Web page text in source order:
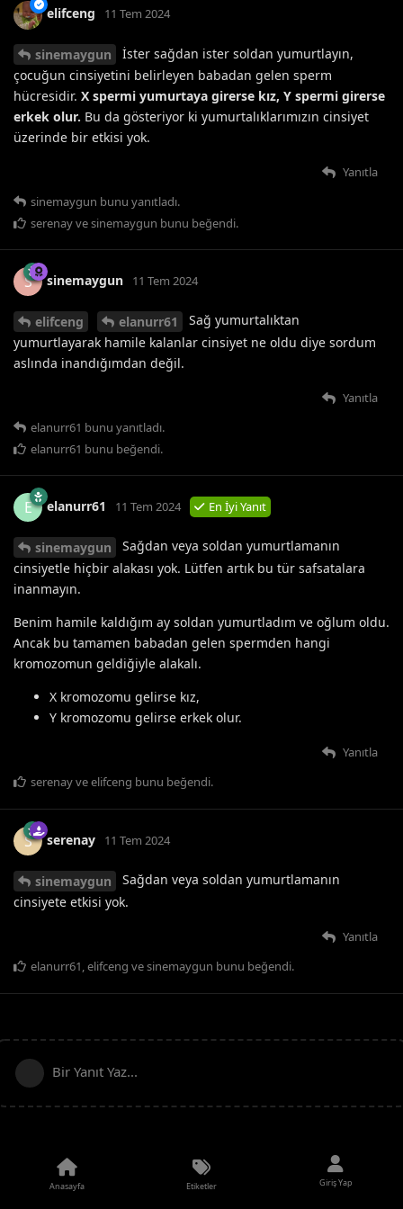
elifceng 11 Tem 2024
sinemaygun
İster sağdan ister soldan yumurtlayın,
çocuğun cinsiyetini belirleyen babadan gelen sperm
hücresidir. X spermi yumurtaya girerse kız, Y spermi girerse
erkek olur. Bu da gösteriyor ki yumurtalıklarımızın cinsiyet
üzerinde bir etkisi yok.
Yanıtla
sinemaygun bunu yanıtladı.
serenayvesinemaygun bunu beğendi.
S sinemaygun 11 Tem 2024
elifceng elanurr61
Sağ yumurtalıktan
yumurtlayarak hamile kalanlar cinsiyet ne oldu diye sordum
aslında inandığımdan değil.
Yanıtla
elanurr61 bunu yanıtladı.
elanurr61 bunu beğendi.
E elanurr61 11 Tem 2024 En İyi Yanıt
sinemaygun
Sağdan veya soldan yumurtlamanın
cinsiyetle hiçbir alakası yok. Lütfen artık bu tür safsatalara
inanmayın.
Benim hamile kaldığım ay soldan yumurtladım ve oğlum oldu.
Ancak bu tamamen babadan gelen spermden hangi
kromozomun geldiğiyle alakalı.
X kromozomu gelirse kız,
Y kromozomu gelirse erkek olur.
Yanıtla
serenayveelifceng bunu beğendi.
S serenay 11 Tem 2024
sinemaygun
Sağdan veya soldan yumurtlamanın
cinsiyete etkisi yok.
Yanıtla
elanurr61 elifceng vesinemaygun bunu beğendi.
Bir Yanıt Yaz...
Anasayfa Etiketler Giriş Yap